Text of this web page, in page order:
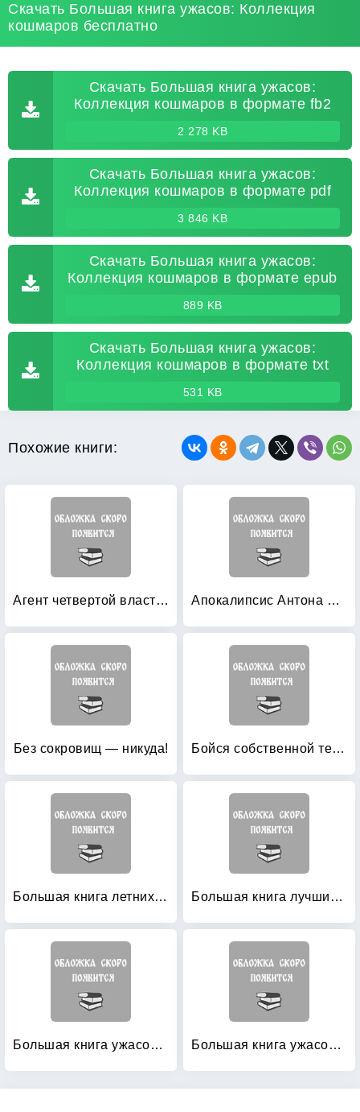
Скачать Большая книга ужасов: Коллекция
кошмаров бесплатно
Скачать Большая книга ужасов:
Коллекция кошмаров в формате fb2
2 278 KB
Скачать Большая книга ужасов:
Коллекция кошмаров в формате pdf
3 846 KB
Скачать Большая книга ужасов:
Коллекция кошмаров в формате epub
889 KB
Скачать Большая книга ужасов:
Коллекция кошмаров в формате txt
531 KB
Похожие книги:
Агент четвертой власти: Оборотень Апокалипсис Антона Перчика
Без сокровищ — никуда! Бойся собственной тени!
Большая книга летних приключений Большая книга лучших летних страшилок
Большая книга ужасов 11: Портрет неприкаянного духа. Рандеву с вампиром Большая книга ужасов 12: Духи зазеркалья. Талисман богини тьмы